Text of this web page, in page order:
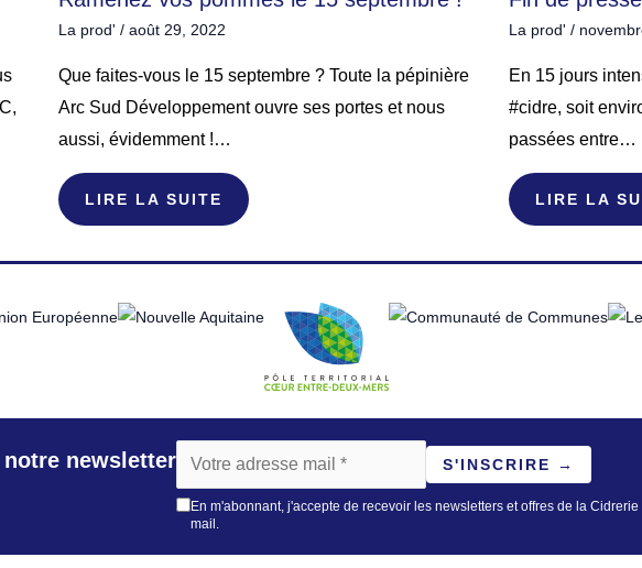
La prod' /août 29, 2022
Que faites-vous le 15 septembre ? Toute la pépinière
Arc Sud Développement ouvre ses portes et nous
aussi, évidemment !…
LIRE LA SUITE
La prod' /
En 15 jours
#cidre, soit
passées entre…
LIRE LA
newsletter S'INSCRIRE →
En m'abonnant, j'accepte de recevoir les newsletters et offres de la Cidrerie
mail.